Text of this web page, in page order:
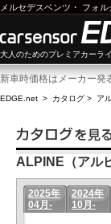
メルセデスベンツ ・ フォル
大人のためのプレミアカーラ
新車時価格はメーカー発
EDGE.net > カタログ > ア
ALPINE（アル
2025年
04月-
2024年
10月-